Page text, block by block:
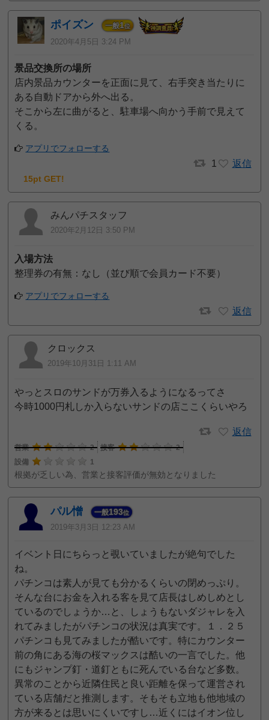
ポイズン 一般1位
2020年4月5日 3:24 PM
景品交換所の場所
店内景品カウンターを正面に見て、右手突き当たりに
ある自動ドアから外へ出る。
そこから左に曲がると、駐車場へ向かう手前で見えて
くる。
アプリでフォローする
1 返信
15pt GET!
みんパチスタッフ
2020年2月12日 3:50 PM
入場方法
整理券の有無：なし（並び順で会員カード不要）
アプリでフォローする
返信
クロックス
2019年10月31日 1:11 AM
やっとスロのサンドが万券入るようになるってさ
今時1000円札しか入らないサンドの店ここくらいやろ
返信
営業 2 接客
2
設備
1
根拠が乏しい為、営業と接客評価が無効となりました
パル憎 一般193位
2019年3月3日 12:23 AM
イベント日にちらっと覗いていましたが絶句でした
ね。
パチンコは素人が見ても分かるくらいの閉めっぷり。
そんな台にお金を入れる客を見て店長はしめしめとし
ているのでしょうか…と、しょうもないダジャレを入
れてみましたがパチンコの状況は真実です。１．２５
パチンコも見てみましたが酷いです。特にカウンター
前の角にある海の桜マックスは酷いの一言でした。他
にもジャンプ釘・道釘ともに死んでいる台など多数。
異常のことから近隣住民と良い距離を保って運営され
ている店舗だと推測します。そもそも立地も他地域の
方が来るとは思いにくいですし…近くにはイオン位し